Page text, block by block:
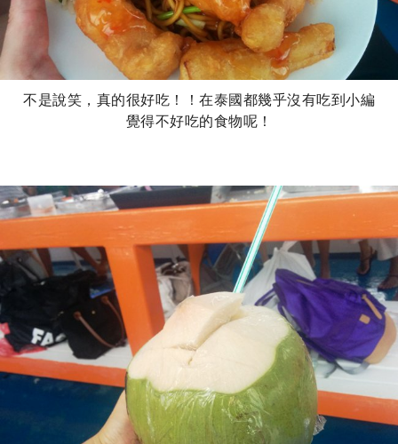
不是說笑，真的很好吃！！在泰國都幾乎沒有吃到小編
覺得不好吃的食物呢！